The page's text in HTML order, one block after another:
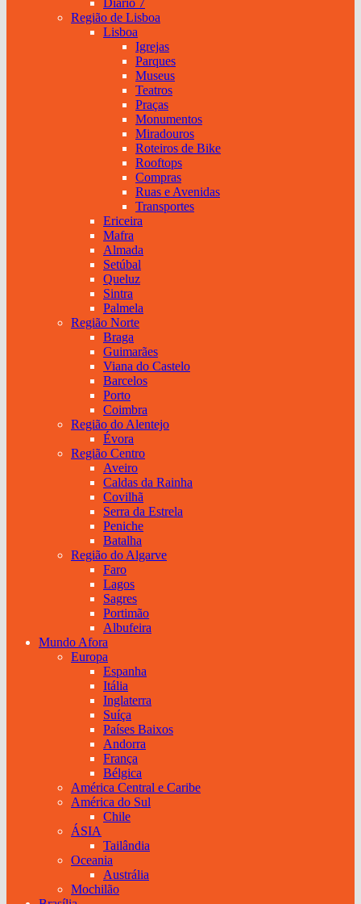
Região de Lisboa
Lisboa
Igrejas
Parques
Museus
Teatros
Praças
Monumentos
Miradouros
Roteiros de Bike
Rooftops
Compras
Ruas e Avenidas
Transportes
Ericeira
Mafra
Almada
Setúbal
Queluz
Sintra
Palmela
Região Norte
Braga
Guimarães
Viana do Castelo
Barcelos
Porto
Coimbra
Região do Alentejo
Évora
Região Centro
Aveiro
Caldas da Rainha
Covilhã
Serra da Estrela
Peniche
Batalha
Região do Algarve
Faro
Lagos
Sagres
Portimão
Albufeira
Mundo Afora
Europa
Espanha
Itália
Inglaterra
Suíça
Países Baixos
Andorra
França
Bélgica
América Central e Caribe
América do Sul
Chile
ÁSIA
Tailândia
Oceania
Austrália
Mochilão